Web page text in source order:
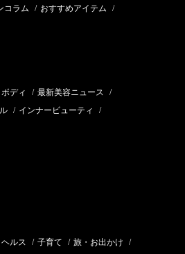
コラム / おすすめアイテム /
ボディ / 最新美容ニュース /
/ インナービューティ /
ヘルス / 子育て / 旅・お出かけ /